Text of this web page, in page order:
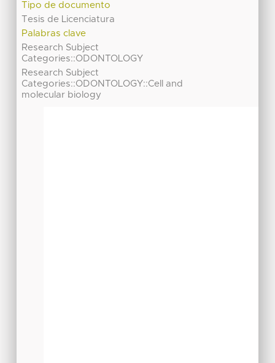
Tipo de documento
Tesis de Licenciatura
Palabras clave
Research Subject
Categories::ODONTOLOGY
Research Subject
Categories::ODONTOLOGY::Cell and
molecular biology